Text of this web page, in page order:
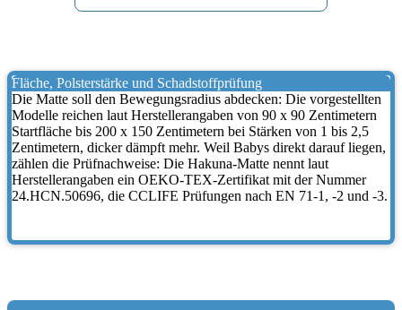
Fläche, Polsterstärke und Schadstoffprüfung
Die Matte soll den Bewegungsradius abdecken: Die vorgestellten
Modelle reichen laut Herstellerangaben von 90 x 90 Zentimetern
Startfläche bis 200 x 150 Zentimetern bei Stärken von 1 bis 2,5
Zentimetern, dicker dämpft mehr. Weil Babys direkt darauf liegen,
zählen die Prüfnachweise: Die Hakuna-Matte nennt laut
Herstellerangaben ein OEKO-TEX-Zertifikat mit der Nummer
24.HCN.50696, die CCLIFE Prüfungen nach EN 71-1, -2 und -3.